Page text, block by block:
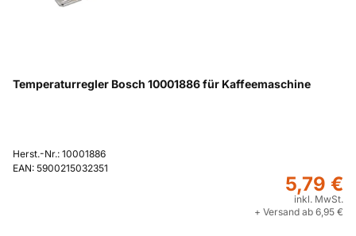
Temperaturregler Bosch 10001886 für Kaffeemaschine
Herst.-Nr.: 10001886
EAN: 5900215032351
5,79 €
inkl. MwSt.
+ Versand ab 6,95 €